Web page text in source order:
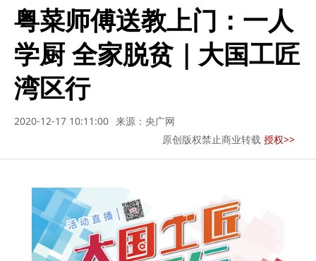
粤菜师傅送教上门：一人
学厨 全家脱贫｜大国工匠
湾区行
2020-12-17 10:11:00 来源：央广网
原创版权禁止商业转载 授权>>